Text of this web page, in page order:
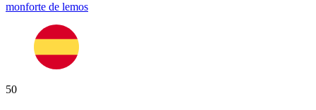
monforte de lemos
50